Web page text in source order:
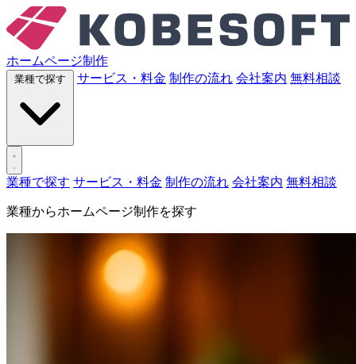
ホームページ制作
サービス・料金 制作の流れ 会社案内 無料相談
業種で探す サービス・料金 制作の流れ 会社案内 無料相談
業種からホームページ制作を探す